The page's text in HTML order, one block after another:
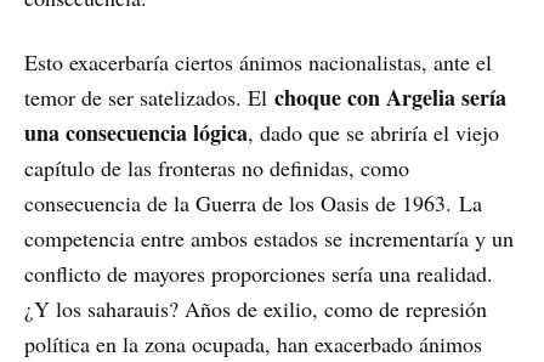
Esto exacerbaría ciertos ánimos nacionalistas, ante el
temor de ser satelizados. El choque con Argelia sería
una consecuencia lógica, dado que se abriría el viejo
capítulo de las fronteras no definidas, como
consecuencia de la Guerra de los Oasis de 1963. La
competencia entre ambos estados se incrementaría y un
conflicto de mayores proporciones sería una realidad.
¿Y los saharauis? Años de exilio, como de represión
política en la zona ocupada, han exacerbado ánimos